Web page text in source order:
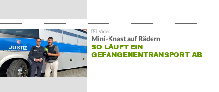
Mini-Knast auf Rädern
SO LÄUFT EIN
GEFANGENENTRANSPORT AB